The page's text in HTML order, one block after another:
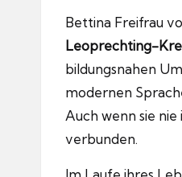
Bettina Freifrau
Leoprechting-
bildungsnahen
modernen
Auch wenn sie
verbunden.